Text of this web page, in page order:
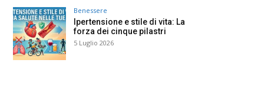
Benessere
Ipertensione e stile di vita: La
forza dei cinque pilastri
5 Luglio 2026